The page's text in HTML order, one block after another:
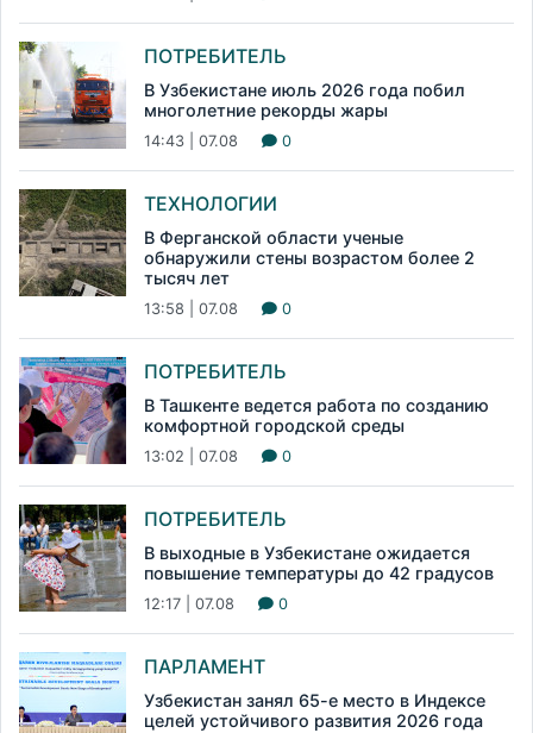
ПОТРЕБИТЕЛЬ
В Узбекистане июль 2026 года побил
многолетние рекорды жары
14:43 | 07.08 0
ТЕХНОЛОГИИ
В Ферганской области ученые
обнаружили стены возрастом более 2
тысяч лет
13:58 | 07.08 0
ПОТРЕБИТЕЛЬ
В Ташкенте ведется работа по созданию
комфортной городской среды
13:02 | 07.08 0
ПОТРЕБИТЕЛЬ
В выходные в Узбекистане ожидается
повышение температуры до 42 градусов
12:17 | 07.08 0
ПАРЛАМЕНТ
Узбекистан занял 65-е место в Индексе
целей устойчивого развития 2026 года